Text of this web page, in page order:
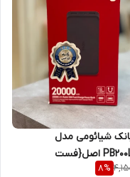
شیائومی مدل
PB200LZM اصل{فست
شرکتی طلایی
8%